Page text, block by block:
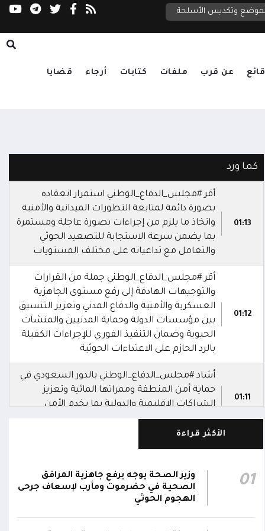
وتكديس الأسلحة مجلس الأمن: لا رحلات إلى مطارات اليمن دون
عن قرب ملفات كتابات أرجاء قضايا
كما ورد
01:13
أقر #مجلس_الدفاع_الوطني استمرار انعقاده
بصورة دائمة لمتابعة التطورات الميدانية والأمنية
واتخاذ ما يلزم من إجراءات بصورة عاجلة ومستمرة
بما يضمن سرعة الاستجابة للتصعيد الحوثي
والتعامل مع تداعياته على مختلف المستويات
01:12
أقر #مجلس_الدفاع_الوطني جملة من القرارات
والتوجيهات الهادفة إلى رفع مستوى الجاهزية
العسكرية والأمنية والدفاع المدني وتعزيز التنسيق
بين مؤسسات الدولة وحماية المدنيين والمنشآت
الحيوية وضمان التنفيذ الفوري للإجراءات الكفيلة
بالرد الحازم على الاعتداءات الحوثية
01:11
أشاد #مجلس_الدفاع_الوطني بالدور السعودي في
حماية أمن المنطقة وممراتها المائية وتعزيز
الشراكات الإقليمية والدولية بما يخدم الأمن
والاستقرار في المنطقة
01:10
وباكستان، مؤكدا انها خطوة استراتيجية لتعزيز
الأمن الجماعي والاستقرار الإقليمي والتعاون
الدفاعي
دعا #مجلس_الدفاع_الوطني القوى السياسية
الأكثر قراءة
01
وزير الصحة يوجه برفع جاهزية المرافق
الصحية في حضرموت ومأرب لإسعاف جرحى
الهجوم الحوثي